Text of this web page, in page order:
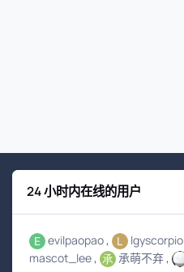
24 小时内在线的用户
evilpaopao lgyscorpio
mascot_lee
承萌不弃